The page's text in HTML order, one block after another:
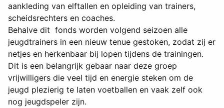
aankleding van elftallen en opleiding van trainers,
scheidsrechters en coaches.
Behalve dit fonds worden volgend seizoen alle
jeugdtrainers in een nieuw tenue gestoken, zodat zij er
netjes en herkenbaar bij lopen tijdens de trainingen.
Dit is een belangrijk gebaar naar deze groep
vrijwilligers die veel tijd en energie steken om de
jeugd plezierig te laten voetballen en vaak zelf ook
nog jeugdspeler zijn.